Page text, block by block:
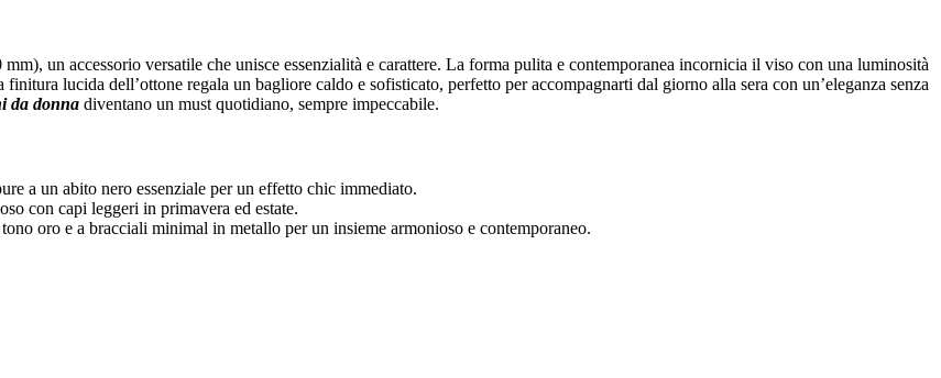
mm), un accessorio versatile che unisce essenzialità e carattere. La forma pulita e contemporanea incornicia il viso con una luminosità
lucida dell’ottone regala un bagliore caldo e sofisticato, perfetto per accompagnarti dal giorno alla sera con un’eleganza senza
da donna diventano un must quotidiano, sempre impeccabile.
a un abito nero essenziale per un effetto chic immediato.
con capi leggeri in primavera ed estate.
oro e a bracciali minimal in metallo per un insieme armonioso e contemporaneo.